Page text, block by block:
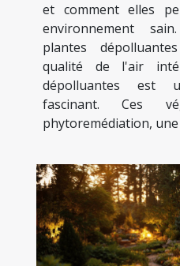
et comment elles
environnement
plantes
qualité de l'air
dépolluantes est
fascinant. Ces
phytoremédiation,